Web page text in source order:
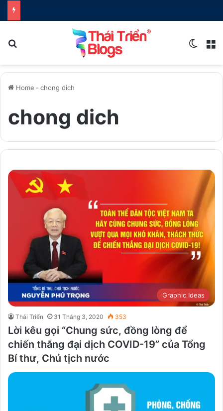
Home - chong dich
chong dich
Graphic Ideas
Thái Triển 31 Tháng 3, 2020 353
Lời kêu gọi “Chung sức, đồng lòng để
chiến thắng đại dịch COVID-19” của Tổng
Bí thư, Chủ tịch nước